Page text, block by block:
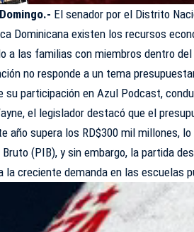
El senador por el Distrito
Dominicana existen los recursos
a las familias con miembros dentro
no responde a un tema
su participación en Azul Podcast,
el legislador destacó que el
año supera los RD$300 mil millones,
(PIB), y sin embargo, la partida
la creciente demanda en las escuelas